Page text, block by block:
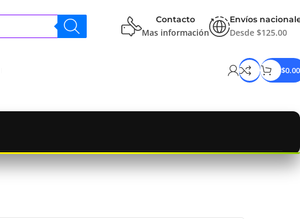
Contacto
Mas información
Envíos
Desde $125.00
$0.00